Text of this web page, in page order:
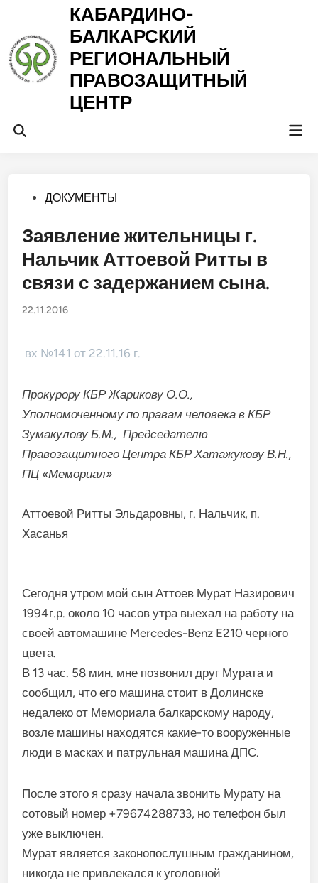
содержимому
КАБАРДИНО-
БАЛКАРСКИЙ
РЕГИОНАЛЬНЫЙ
ПРАВОЗАЩИТНЫЙ
ЦЕНТР
Открыть
Опубликовано
ДОКУМЕНТЫ
Заявление жительницы г.
Нальчик Аттоевой Ритты в
связи с задержанием сына.
22.11.2016
вх №141 от 22.11.16 г.
Прокурору КБР Жарикову О.О.,
Уполномоченному по правам человека в КБР
Зумакулову Б.М., Председателю
Правозащитного Центра КБР Хатажукову В.Н.,
ПЦ «Мемориал»
Аттоевой Ритты Эльдаровны, г. Нальчик, п.
Хасанья
Сегодня утром мой сын Аттоев Мурат Назирович
1994г.р. около 10 часов утра выехал на работу на
своей автомашине Mercedes-Benz E210 черного
цвета.
В 13 час. 58 мин. мне позвонил друг Мурата и
сообщил, что его машина стоит в Долинске
недалеко от Мемориала балкарскому народу,
возле машины находятся какие-то вооруженные
люди в масках и патрульная машина ДПС.
После этого я сразу начала звонить Мурату на
сотовый номер +79674288733, но телефон был
уже выключен.
Мурат является законопослушным гражданином,
никогда не привлекался к уголовной